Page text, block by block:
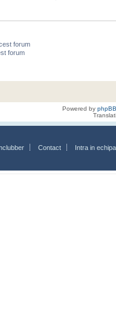
forum
forum
Powered by phpBB
Contact Intra in